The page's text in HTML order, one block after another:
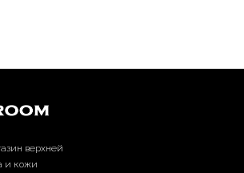
верхней
и кожи